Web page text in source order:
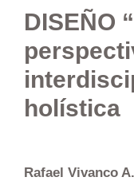
DISEÑO
holística
Rafael Vivanco A.